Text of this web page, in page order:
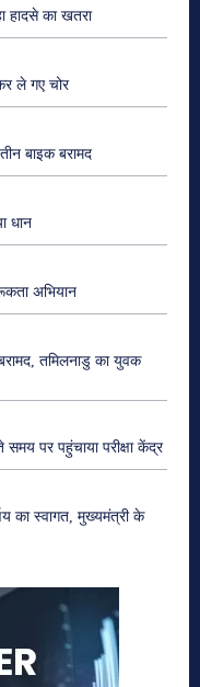
हादसे का खतरा
ले गए चोर
बाइक बरामद
धान
अभियान
बरामद, तमिलनाडु का युवक
समय पर पहुंचाया परीक्षा केंद्र
का स्वागत, मुख्यमंत्री के